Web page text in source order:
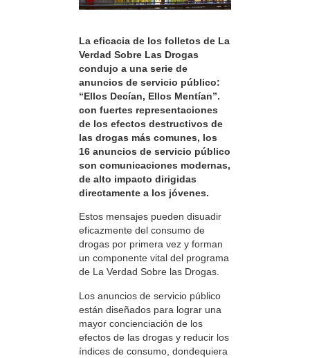
La eficacia de los folletos de La
Verdad Sobre Las Drogas
condujo a una serie de
anuncios de servicio público:
“Ellos Decían, Ellos Mentían”.
con fuertes representaciones
de los efectos destructivos de
las drogas más comunes, los
16 anuncios de servicio público
son comunicaciones modernas,
de alto impacto dirigidas
directamente a los jóvenes.
Estos mensajes pueden disuadir
eficazmente del consumo de
drogas por primera vez y forman
un componente vital del programa
de La Verdad Sobre las Drogas.
Los anuncios de servicio público
están diseñados para lograr una
mayor concienciación de los
efectos de las drogas y reducir los
índices de consumo, dondequiera